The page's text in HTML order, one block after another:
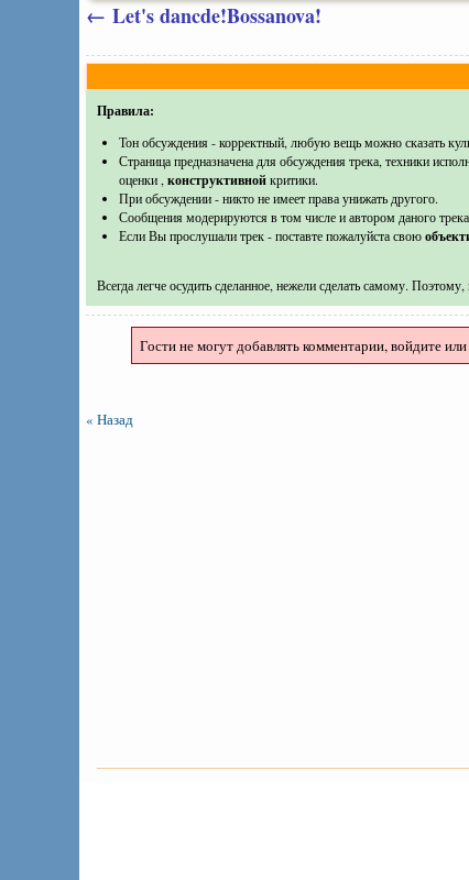
← Let's dancde!Bossanova!
Правила:
Тон обсуждения - корректный, любую вещь можно сказать
Страница предназначена для обсуждения трека, техники
оценки ,конструктивнойкритики.
При обсуждении - никто не имеет права унижать другого.
Сообщения модерируются в том числе и автором даного
Если Вы прослушали трек - поставте пожалуйста свою
Всегда легче осудить сделанное, нежели сделать самому.
Гости не могут добавлять комментарии, войдите или
« Назад